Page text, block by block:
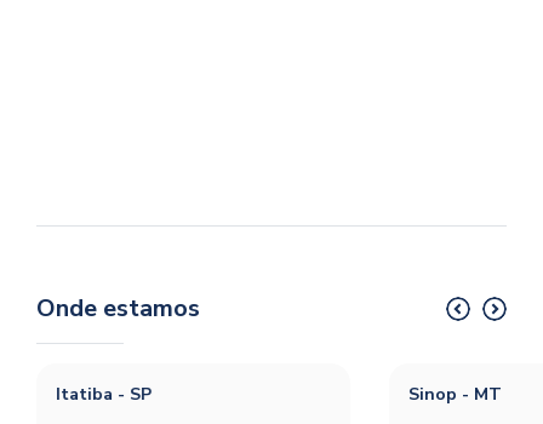
Onde estamos
Itatiba - SP
Sinop - MT